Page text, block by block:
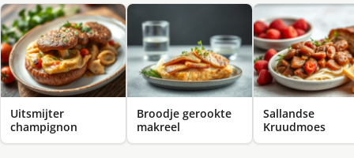
Uitsmijter
champignon
Broodje gerookte
makreel
Sallandse
Kruudmoes